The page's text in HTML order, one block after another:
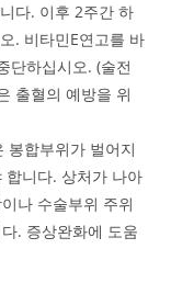
다. 이후 2주간 하
. 비타민E연고를 바
단하십시오. (술전
출혈의 예방을 위
봉합부위가 벌어지
합니다. 상처가 나아
나 수술부위 주위
. 증상완화에 도움